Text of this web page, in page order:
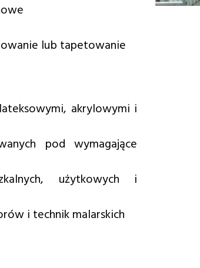
lub tapetowanie
akrylowymi i
pod wymagające
użytkowych i
i technik malarskich